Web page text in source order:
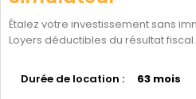
Étalez votre investissement sans
Loyers déductibles du résultat fiscal.
Durée de location : 63 mois